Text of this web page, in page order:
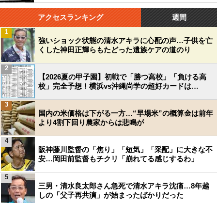
アクセスランキング 週間
強いショック状態の清水アキラに心配の声…子供を亡
くした神田正輝らもたどった遺族ケアの道のり
1
【2026夏の甲子園】初戦で「勝つ高校」「負ける高
校」完全予想！横浜vs沖縄尚学の超好カードは…
2
国内の米価格は下がる一方…“早場米”の概算金は前年
より4割下回り農家からは悲鳴が
3
阪神藤川監督の「焦り」「短気」「采配」に大きな不
安…岡田前監督もチクリ「崩れてる感じするわ」
4
三男・清水良太郎さん急死で清水アキラ沈痛…8年越
しの「父子再共演」が始まったばかりだった
5